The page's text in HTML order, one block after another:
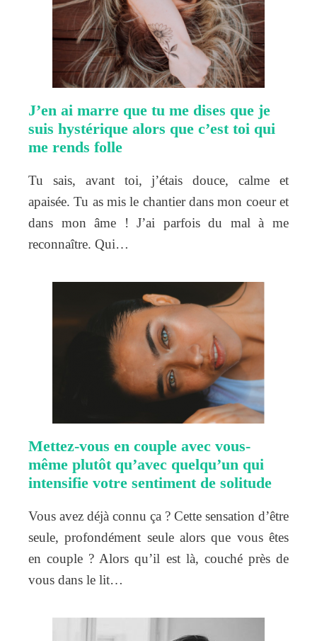
J’en ai marre que tu me dises que je
suis hystérique alors que c’est toi qui
me rends folle
Tu sais, avant toi, j’étais douce, calme et
apaisée. Tu as mis le chantier dans mon coeur et
dans mon âme ! J’ai parfois du mal à me
reconnaître. Qui…
Mettez-vous en couple avec vous-
même plutôt qu’avec quelqu’un qui
intensifie votre sentiment de solitude
Vous avez déjà connu ça ? Cette sensation d’être
seule, profondément seule alors que vous êtes
en couple ? Alors qu’il est là, couché près de
vous dans le lit…